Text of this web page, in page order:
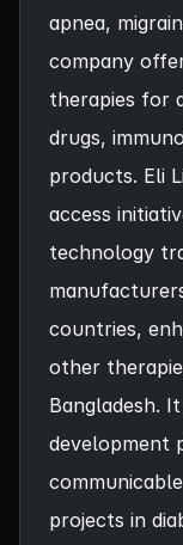
apnea,
company
therapies for
drugs,
products. Eli
access
technology
countries,
other
Bangladesh.
development
projects in